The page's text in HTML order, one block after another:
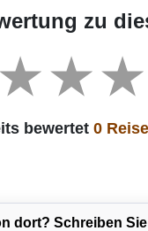
zu
bewertet 0
dort? Schreiben